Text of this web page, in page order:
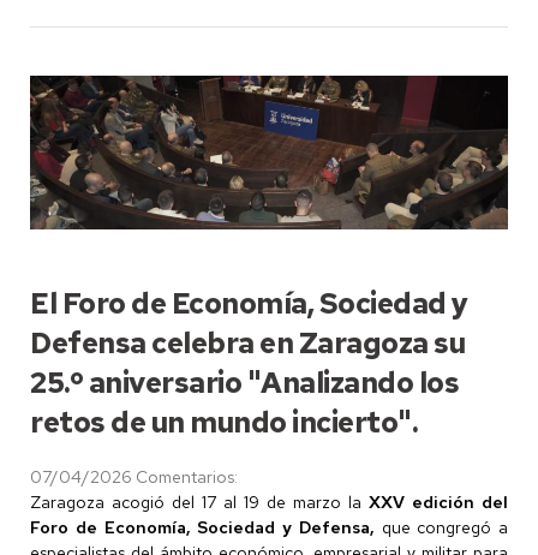
El Foro de Economía, Sociedad y
Defensa celebra en Zaragoza su
25.º aniversario "Analizando los
retos de un mundo incierto".
07/04/2026 Comentarios:
Zaragoza acogió del 17 al 19 de marzo la XXV edición del
Foro de Economía, Sociedad y Defensa, que congregó a